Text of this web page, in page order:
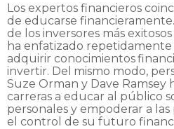
Los expertos financieros
de educarse
de los inversores más
ha enfatizado repetidamente
adquirir conocimientos
invertir. Del mismo modo,
Suze Orman y Dave Ramsey
carreras a educar al público
personales y empoderar a
el control de su futuro